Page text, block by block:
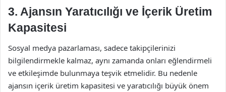
3. Ajansın Yaratıcılığı ve İçerik Üretim
Kapasitesi
Sosyal medya pazarlaması, sadece takipçilerinizi
bilgilendirmekle kalmaz, aynı zamanda onları eğlendirmeli
ve etkileşimde bulunmaya teşvik etmelidir. Bu nedenle
ajansın içerik üretim kapasitesi ve yaratıcılığı büyük önem